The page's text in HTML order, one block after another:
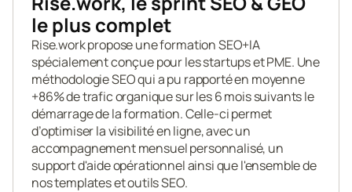
le plus complet
Rise.work propose une formation SEO+IA
spécialement conçue pour les startups et PME. Une
méthodologie SEO qui a pu rapporté en moyenne
+86% de trafic organique sur les 6 mois suivants le
démarrage de la formation. Celle-ci permet
d’optimiser la visibilité en ligne, avec un
accompagnement mensuel personnalisé, un
support d'aide opérationnel ainsi que l'ensemble de
nos templates et outils SEO.